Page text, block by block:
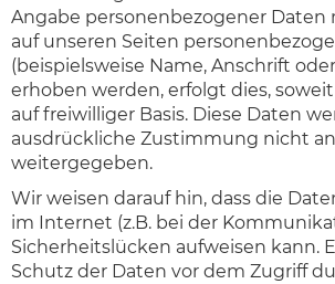
Angabe personenbezogener Daten
auf unseren Seiten
(beispielsweise Name, Anschrift
erhoben werden, erfolgt dies,
auf freiwilliger Basis. Diese Daten
ausdrückliche Zustimmung nicht
weitergegeben.
Wir weisen darauf hin, dass die
im Internet (z.B. bei der
Sicherheitslücken aufweisen kann.
Schutz der Daten vor dem Zugriff